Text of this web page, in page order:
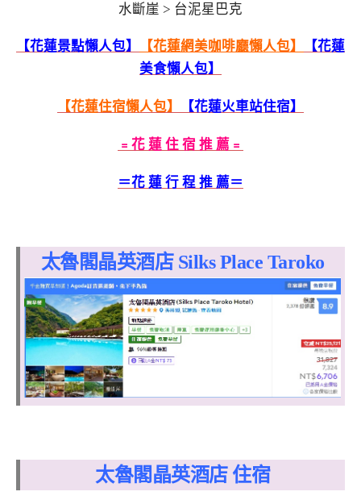
水斷崖 > 台泥星巴克
【花蓮景點懶人包】 【花蓮網美咖啡廳懶人包】
【花蓮
美食懶人包】
【花蓮住宿懶人包】 【花蓮火車站住宿】
﹦花 蓮 住 宿 推 薦﹦
＝花 蓮 行 程 推 薦＝
太魯閣晶英酒店 Silks Place Taroko
太魯閣晶英酒店 住宿